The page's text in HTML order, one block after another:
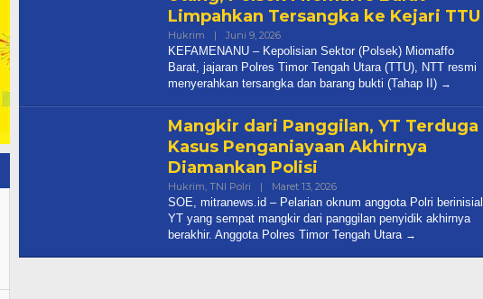
Limpahkan Tersangka ke Kejari TTU
Hukrim | Juni 9, 2026Oleh
Mitranews.id
KEFAMENANU – Kepolisian Sektor (Polsek) Miomaffo
Barat, jajaran Polres Timor Tengah Utara (TTU), NTT resmi
menyerahkan tersangka dan barang bukti (Tahap II)
Mangkir dari Panggilan, YT Terduga
Kasus Penganiayaan Akhirnya
Diamankan Polisi
Hukrim TNI Polri | Maret 13, 2026Oleh
SOE, mitranews.id – Pelarian oknum anggota Polri berinisial
YT yang sempat mangkir dari panggilan penyidik akhirnya
berakhir. Anggota Polres Timor Tengah Utara